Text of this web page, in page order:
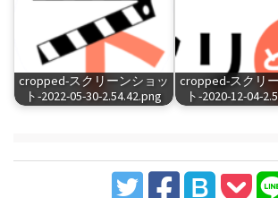
cropped-スクリーンショッ
ト-2022-05-30-2.54.42.png
cropped-スクリ
ト-2020-12-04-